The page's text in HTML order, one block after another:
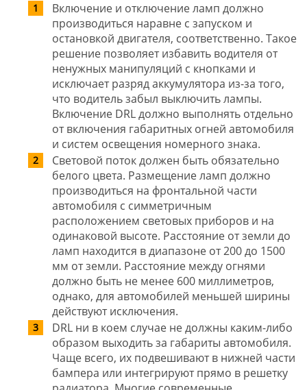
Включение и отключение ламп должно
производиться наравне с запуском и
остановкой двигателя, соответственно. Такое
решение позволяет избавить водителя от
ненужных манипуляций с кнопками и
исключает разряд аккумулятора из-за того,
что водитель забыл выключить лампы.
Включение DRL должно выполнять отдельно
от включения габаритных огней автомобиля
и систем освещения номерного знака.
Световой поток должен быть обязательно
белого цвета. Размещение ламп должно
производиться на фронтальной части
автомобиля с симметричным
расположением световых приборов и на
одинаковой высоте. Расстояние от земли до
ламп находится в диапазоне от 200 до 1500
мм от земли. Расстояние между огнями
должно быть не менее 600 миллиметров,
однако, для автомобилей меньшей ширины
действуют исключения.
DRL ни в коем случае не должны каким-либо
образом выходить за габариты автомобиля.
Чаще всего, их подвешивают в нижней части
бампера или интегрируют прямо в решетку